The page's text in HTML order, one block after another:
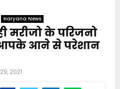
Haryana News
मरीजो के परिजनो
आने से परेशान
2021